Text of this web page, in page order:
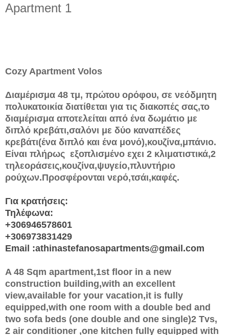
Apartment 1
Cozy Apartment Volos
Διαμέρισμα 48 τμ, πρώτου ορόφου, σε νεόδμητη
πολυκατοικία διατίθεται για τις διακοπές σας,το
διαμέρισμα αποτελείται από ένα δωμάτιο με
διπλό κρεβάτι,σαλόνι με δύο καναπέδες
κρεβάτι(ένα διπλό και ένα μονό),κουζίνα,μπάνιο.
Είναι πλήρως εξοπλισμένο εχει 2 κλιματιστικά,2
τηλεοράσεις,κουζίνα,ψυγείο,πλυντήριο
ρούχων.Προσφέρονται νερό,τσάι,καφές.
Για κρατήσεις:
Τηλέφωνα:
+306946578601
+306973831429
Email :athinastefanosapartments@gmail.com
A 48 Sqm apartment,1st floor in a new
construction building,with an excellent
view,available for your vacation,it is fully
equipped,with one room with a double bed and
two sofa beds (one double and one single)2 Tvs,
2 air conditioner ,one kitchen fully equipped with